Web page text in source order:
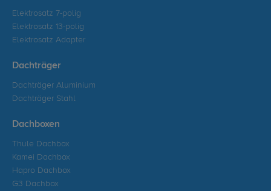
Elektrosatz 7-polig
Elektrosatz 13-polig
Elektrosatz Adapter
Dachträger
Dachträger Aluminium
Dachträger Stahl
Dachboxen
Thule Dachbox
Kamei Dachbox
Hapro Dachbox
G3 Dachbox